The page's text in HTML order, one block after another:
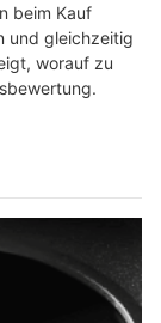
beim Kauf
und gleichzeitig
worauf zu